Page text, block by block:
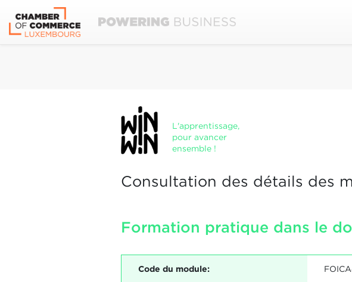
L'apprentissage,
pour avancer
ensemble !
Consultation des détails des
Formation pratique dans le
Code du module: